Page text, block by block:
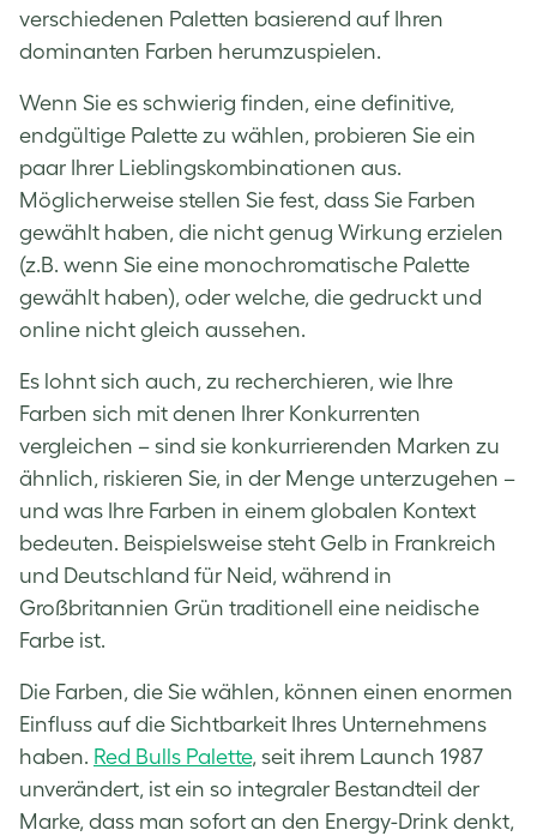
verschiedenen Paletten basierend auf Ihren
dominanten Farben herumzuspielen.
Wenn Sie es schwierig finden, eine definitive,
endgültige Palette zu wählen, probieren Sie ein
paar Ihrer Lieblingskombinationen aus.
Möglicherweise stellen Sie fest, dass Sie Farben
gewählt haben, die nicht genug Wirkung erzielen
(z.B. wenn Sie eine monochromatische Palette
gewählt haben), oder welche, die gedruckt und
online nicht gleich aussehen.
Es lohnt sich auch, zu recherchieren, wie Ihre
Farben sich mit denen Ihrer Konkurrenten
vergleichen – sind sie konkurrierenden Marken zu
ähnlich, riskieren Sie, in der Menge unterzugehen –
und was Ihre Farben in einem globalen Kontext
bedeuten. Beispielsweise steht Gelb in Frankreich
und Deutschland für Neid, während in
Großbritannien Grün traditionell eine neidische
Farbe ist.
Die Farben, die Sie wählen, können einen enormen
Einfluss auf die Sichtbarkeit Ihres Unternehmens
haben. Red Bulls Palette, seit ihrem Launch 1987
unverändert, ist ein so integraler Bestandteil der
Marke, dass man sofort an den Energy-Drink denkt,